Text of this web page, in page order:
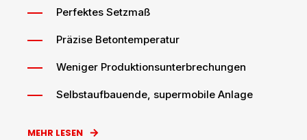
Perfektes Setzmaß
Präzise Betontemperatur
Weniger Produktionsunterbrechungen
Selbstaufbauende, supermobile Anlage
MEHR LESEN